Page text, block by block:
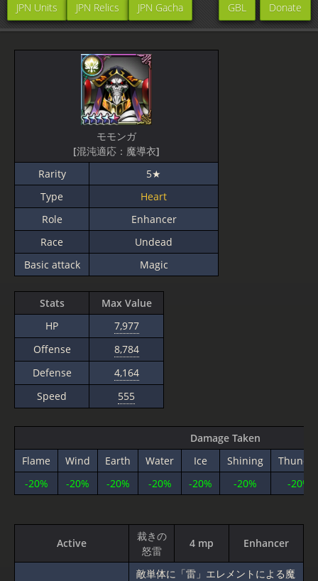
JPN Units JPN Relics JPN Gacha Donate
GBL
モモンガ
[混沌適応：魔導衣]
Rarity
5★
Type
Heart
Role
Enhancer
Race
Undead
Basic attack
Magic
Stats
Max Value
HP
7,977
Offense
8,784
Defense
4,164
Speed
555
Damage Taken
Flame
Wind Earth Water Ice Shining
-20%
-20% -20% -20% -20% -20% -20%
Active
裁きの
怒雷
4 mp Enhancer
敵単体に「雷」エレメントによる魔